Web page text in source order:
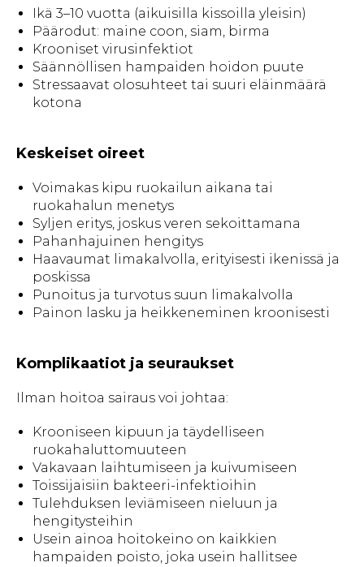
Ikä 3–10 vuotta (aikuisilla kissoilla yleisin)
Päärodut: maine coon, siam, birma
Krooniset virusinfektiot
Säännöllisen hampaiden hoidon puute
Stressaavat olosuhteet tai suuri eläinmäärä
kotona
Keskeiset oireet
Voimakas kipu ruokailun aikana tai
ruokahalun menetys
Syljen eritys, joskus veren sekoittamana
Pahanhajuinen hengitys
Haavaumat limakalvolla, erityisesti ikenissä ja
poskissa
Punoitus ja turvotus suun limakalvolla
Painon lasku ja heikkeneminen kroonisesti
Komplikaatiot ja seuraukset
Ilman hoitoa sairaus voi johtaa:
Krooniseen kipuun ja täydelliseen
ruokahaluttomuuteen
Vakavaan laihtumiseen ja kuivumiseen
Toissijaisiin bakteeri-infektioihin
Tulehduksen leviämiseen nieluun ja
hengitysteihin
Usein ainoa hoitokeino on kaikkien
hampaiden poisto, joka usein hallitsee